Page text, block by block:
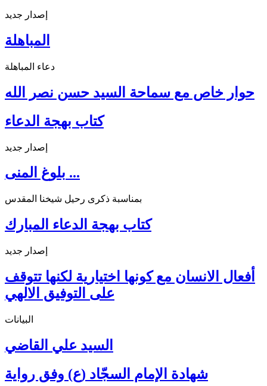
إصدار جديد
المباهلة
دعاء المباهلة
حوار خاص مع سماحة السيد حسن نصر الله
كتاب بهجة الدعاء
إصدار جديد
بلوغ المنى ...
بمناسبة ذكرى رحيل شيخنا المقدس
كتاب بهجة الدعاء المبارك
إصدار جديد
أفعال الانسان مع كونها اختيارية لكنها تتوقف
على التوفيق الالهي
البيانات
السيد علي القاضي
شهادة الإمام السجّاد (ع) وفق رواية